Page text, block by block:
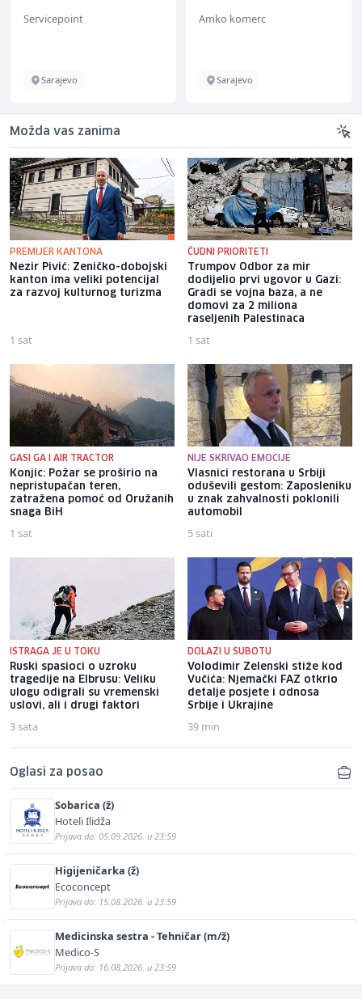
Servicepoint
Sarajevo
Amko komerc
Sarajevo
Možda vas zanima
PREMIJER KANTONA
Nezir Pivić: Zeničko-dobojski
kanton ima veliki potencijal
za razvoj kulturnog turizma
1 sat
ČUDNI PRIORITETI
Trumpov Odbor za mir
dodijelio prvi ugovor u Gazi:
Gradi se vojna baza, a ne
domovi za 2 miliona
raseljenih Palestinaca
1 sat
GASI GA I AIR TRACTOR
Konjic: Požar se proširio na
nepristupačan teren,
zatražena pomoć od Oružanih
snaga BiH
1 sat
NIJE SKRIVAO EMOCIJE
Vlasnici restorana u Srbiji
oduševili gestom: Zaposleniku
u znak zahvalnosti poklonili
automobil
5 sati
ISTRAGA JE U TOKU
Ruski spasioci o uzroku
tragedije na Elbrusu: Veliku
ulogu odigrali su vremenski
uslovi, ali i drugi faktori
3 sata
DOLAZI U SUBOTU
Volodimir Zelenski stiže kod
Vučića: Njemački FAZ otkrio
detalje posjete i odnosa
Srbije i Ukrajine
39 min
Oglasi za posao
Sobarica (ž)
Hoteli Ilidža
Prijava do: 05.09.2026. u 23:59
Higijeničarka (ž)
Ecoconcept
Prijava do: 15.08.2026. u 23:59
Medicinska sestra - Tehničar (m/ž)
Medico-S
Prijava do: 16.08.2026. u 23:59